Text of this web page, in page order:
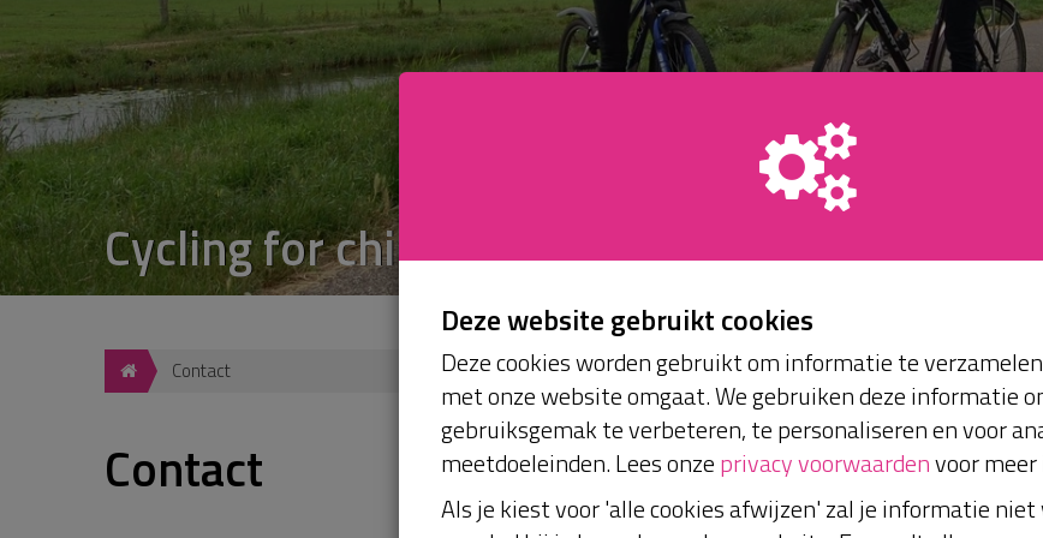
Cycling for children
Contact
Contact
Deze website gebruikt cookies
Deze cookies worden gebruikt om informatie te
met onze website omgaat. We gebruiken deze informatie
gebruiksgemak te verbeteren, te personaliseren en voor
meetdoeleinden. Lees onzeprivacy voorwaardenvoor
Als je kiest voor 'alle cookies afwijzen' zal je informatie niet